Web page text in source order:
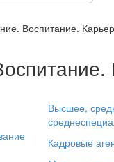
Воспитание.
Высшее,
Кадровые